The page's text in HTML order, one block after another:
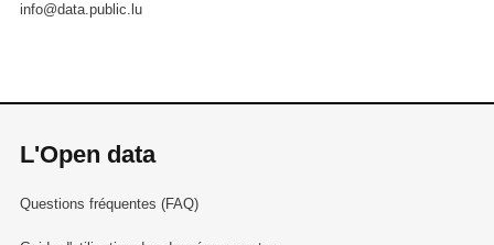
info@data.public.lu
L'Open data
Questions fréquentes (FAQ)